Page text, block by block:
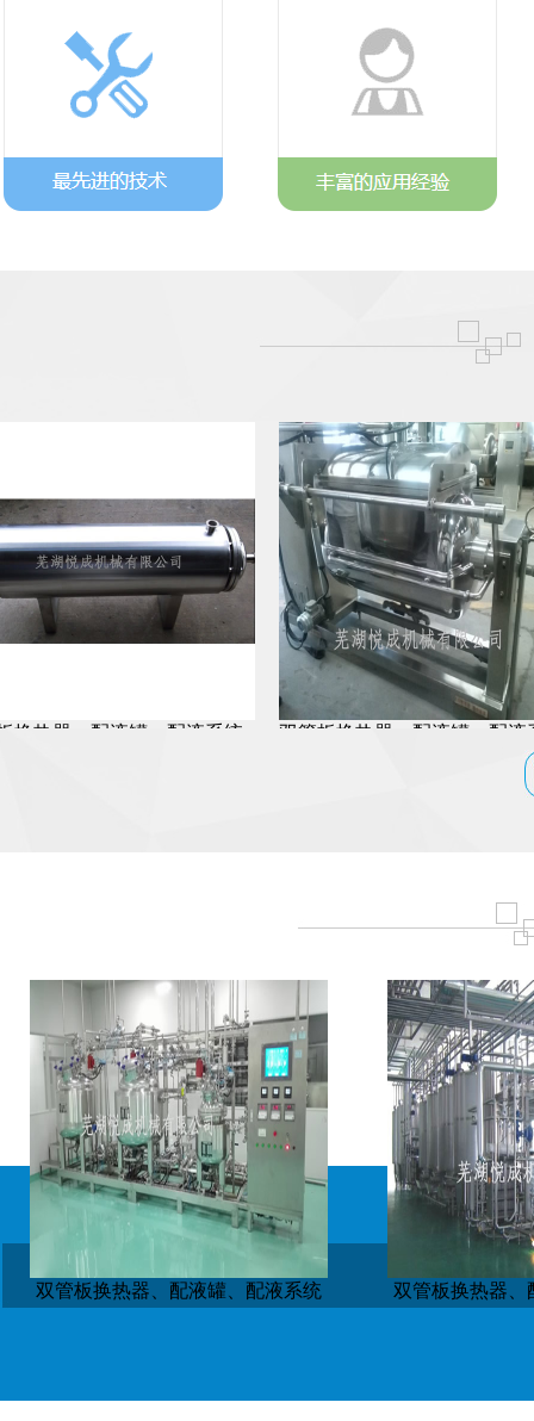
、配液罐、配液系统 双管板换热器、配液罐、配液系统
双管板换热器、配液罐、配液系统 双管板换热器、